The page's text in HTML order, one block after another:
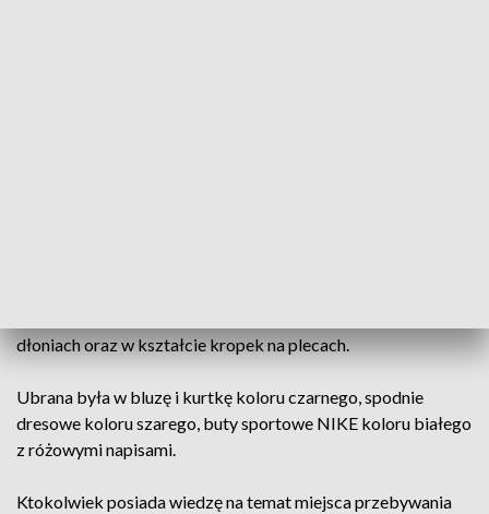
dłoniach oraz w kształcie kropek na plecach.
Ubrana była w bluzę i kurtkę koloru czarnego, spodnie
dresowe koloru szarego, buty sportowe NIKE koloru białego
z różowymi napisami.
Ktokolwiek posiada wiedzę na temat miejsca przebywania